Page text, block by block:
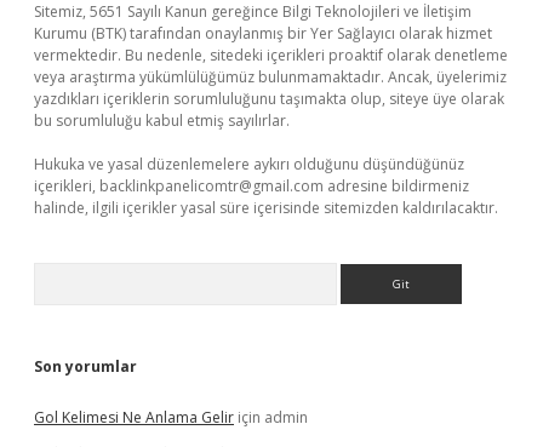
Sitemiz, 5651 Sayılı Kanun gereğince Bilgi Teknolojileri ve İletişim
Kurumu (BTK) tarafından onaylanmış bir Yer Sağlayıcı olarak hizmet
vermektedir. Bu nedenle, sitedeki içerikleri proaktif olarak denetleme
veya araştırma yükümlülüğümüz bulunmamaktadır. Ancak, üyelerimiz
yazdıkları içeriklerin sorumluluğunu taşımakta olup, siteye üye olarak
bu sorumluluğu kabul etmiş sayılırlar.
Hukuka ve yasal düzenlemelere aykırı olduğunu düşündüğünüz
içerikleri, backlinkpanelicomtr@gmail.com adresine bildirmeniz
halinde, ilgili içerikler yasal süre içerisinde sitemizden kaldırılacaktır.
Son yorumlar
Gol Kelimesi Ne Anlama Gelir için admin